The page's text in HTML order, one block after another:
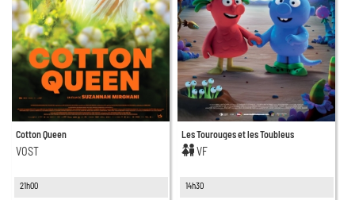
Cotton Queen
VOST
21h00
Les Tourouges et les Toubleus
VF
14h30